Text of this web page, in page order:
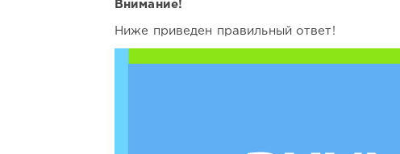
Внимание!
Ниже приведен правильный ответ!